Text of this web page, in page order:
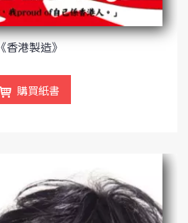
《香港製造》
購買紙書